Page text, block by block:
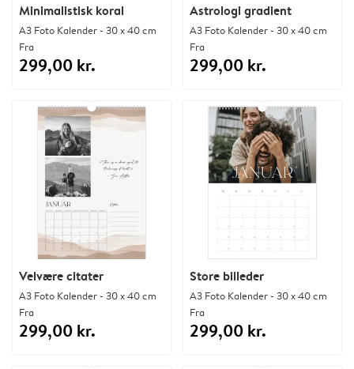
Minimalistisk koral
A3 Foto Kalender - 30 x 40 cm
Fra
299,00 kr.
Astrologi gradient
A3 Foto Kalender - 30 x 40 cm
Fra
299,00 kr.
Velvære citater
A3 Foto Kalender - 30 x 40 cm
Fra
299,00 kr.
Store billeder
A3 Foto Kalender - 30 x 40 cm
Fra
299,00 kr.